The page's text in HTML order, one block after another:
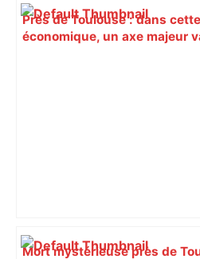
Près de Toulouse : dans
économique, un axe majeur
Mort mystérieuse près de